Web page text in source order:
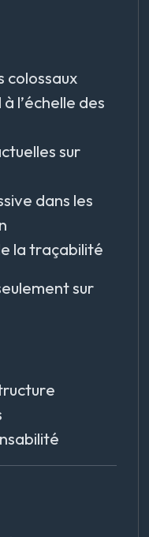
colossaux
l’échelle des
sur
dans les
la traçabilité
sur